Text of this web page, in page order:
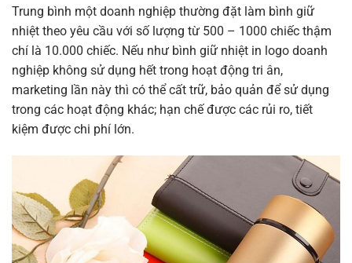
Trung bình một doanh nghiệp thường đặt làm bình giữ
nhiệt theo yêu cầu với số lượng từ 500 – 1000 chiếc thậm
chí là 10.000 chiếc. Nếu như bình giữ nhiệt in logo doanh
nghiệp không sử dụng hết trong hoạt động tri ân,
marketing lần này thì có thể cất trữ, bảo quản để sử dụng
trong các hoạt động khác; hạn chế được các rủi ro, tiết
kiệm được chi phí lớn.